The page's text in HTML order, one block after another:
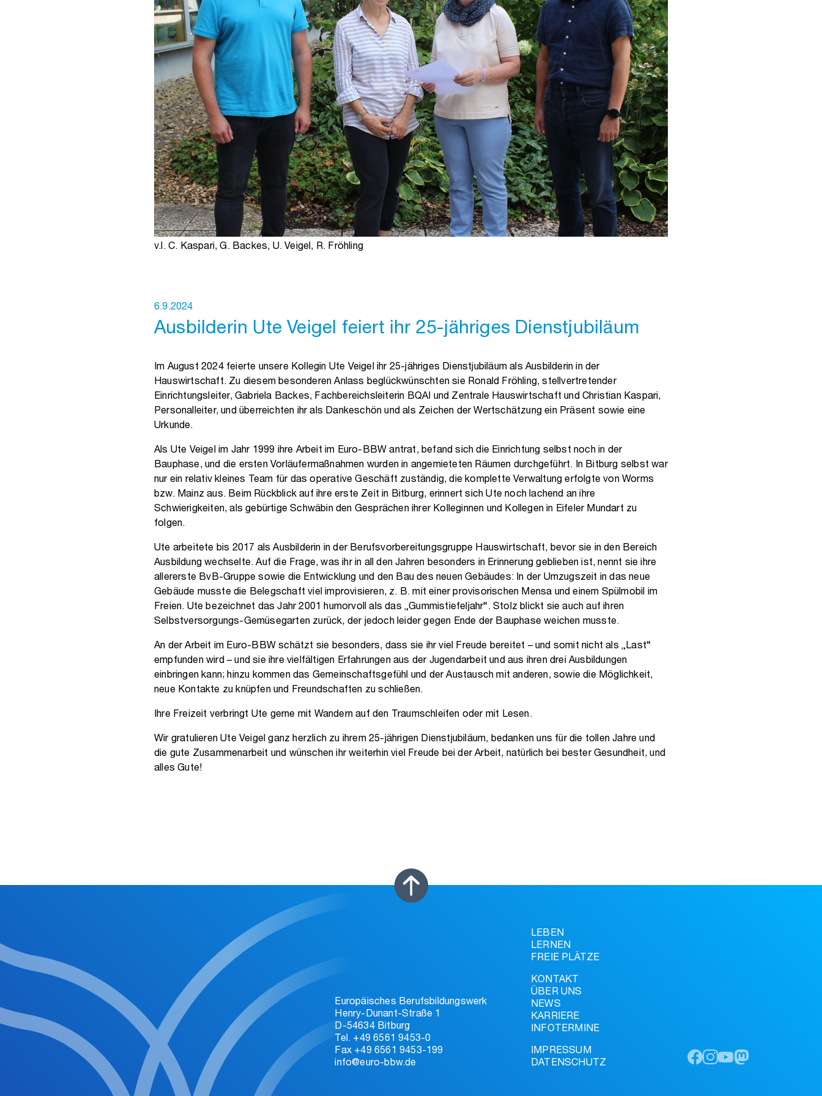
v.l. C. Kaspari, G. Backes, U. Veigel, R. Fröhling
6.9.2024
Ausbilderin Ute Veigel feiert ihr 25-jähriges Dienstjubiläum
Im August 2024 feierte unsere Kollegin Ute Veigel ihr 25-jähriges Dienstjubiläum als Ausbilderin in der
Hauswirtschaft. Zu diesem besonderen Anlass beglückwünschten sie Ronald Fröhling, stellvertretender
Einrichtungsleiter, Gabriela Backes, Fachbereichsleiterin BQAI und Zentrale Hauswirtschaft und Christian Kaspari,
Personalleiter, und überreichten ihr als Dankeschön und als Zeichen der Wertschätzung ein Präsent sowie eine
Urkunde.
Als Ute Veigel im Jahr 1999 ihre Arbeit im Euro-BBW antrat, befand sich die Einrichtung selbst noch in der
Bauphase, und die ersten Vorläufermaßnahmen wurden in angemieteten Räumen durchgeführt. In Bitburg selbst war
nur ein relativ kleines Team für das operative Geschäft zuständig, die komplette Verwaltung erfolgte von Worms
bzw. Mainz aus. Beim Rückblick auf ihre erste Zeit in Bitburg, erinnert sich Ute noch lachend an ihre
Schwierigkeiten, als gebürtige Schwäbin den Gesprächen ihrer Kolleginnen und Kollegen in Eifeler Mundart zu
folgen.
Ute arbeitete bis 2017 als Ausbilderin in der Berufsvorbereitungsgruppe Hauswirtschaft, bevor sie in den Bereich
Ausbildung wechselte. Auf die Frage, was ihr in all den Jahren besonders in Erinnerung geblieben ist, nennt sie ihre
allererste BvB-Gruppe sowie die Entwicklung und den Bau des neuen Gebäudes: In der Umzugszeit in das neue
Gebäude musste die Belegschaft viel improvisieren, z. B. mit einer provisorischen Mensa und einem Spülmobil im
Freien. Ute bezeichnet das Jahr 2001 humorvoll als das „Gummistiefeljahr“. Stolz blickt sie auch auf ihren
Selbstversorgungs-Gemüsegarten zurück, der jedoch leider gegen Ende der Bauphase weichen musste.
An der Arbeit im Euro-BBW schätzt sie besonders, dass sie ihr viel Freude bereitet – und somit nicht als „Last“
empfunden wird – und sie ihre vielfältigen Erfahrungen aus der Jugendarbeit und aus ihren drei Ausbildungen
einbringen kann; hinzu kommen das Gemeinschaftsgefühl und der Austausch mit anderen, sowie die Möglichkeit,
neue Kontakte zu knüpfen und Freundschaften zu schließen.
Ihre Freizeit verbringt Ute gerne mit Wandern auf den Traumschleifen oder mit Lesen.
Wir gratulieren Ute Veigel ganz herzlich zu ihrem 25-jährigen Dienstjubiläum, bedanken uns für die tollen Jahre und
die gute Zusammenarbeit und wünschen ihr weiterhin viel Freude bei der Arbeit, natürlich bei bester Gesundheit, und
alles Gute!
Europäisches Berufsbildungswerk
Henry-Dunant-Straße 1
D-54634 Bitburg
Tel. +49 6561 9453-0
Fax +49 6561 9453-199
info@euro-bbw.de
LEBEN
LERNEN
FREIE PLÄTZE
KONTAKT
ÜBER UNS
NEWS
KARRIERE
INFOTERMINE
IMPRESSUM
DATENSCHUTZ